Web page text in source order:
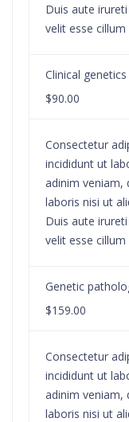
Duis aute
velit esse cillum
Clinical genetics
$90.00
Consectetur
incididunt ut
adinim veniam,
laboris nisi ut
Duis aute
velit esse cillum
Genetic
$159.00
Consectetur
incididunt ut
adinim veniam,
laboris nisi ut